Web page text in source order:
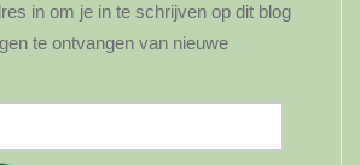
in om je in te schrijven op dit blog
te ontvangen van nieuwe